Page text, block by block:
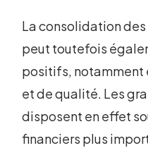
La consolidation
peut toutefois
positifs, notamment
et de qualité. Les
disposent en effet
financiers plus